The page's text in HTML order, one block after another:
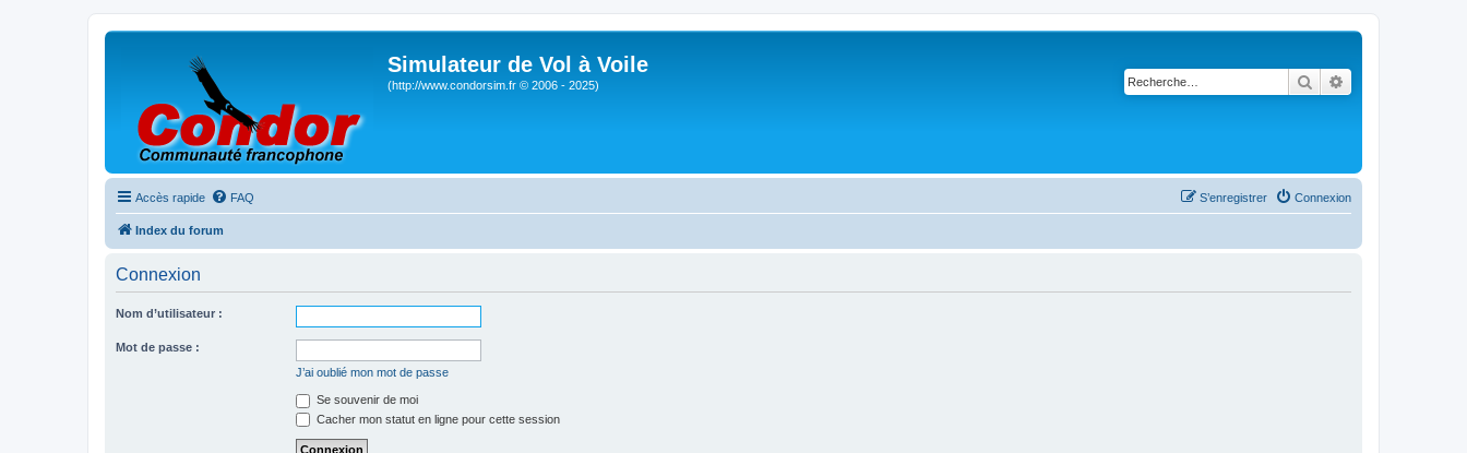
Simulateur de Vol à Voile
(http://www.condorsim.fr © 2006 - 2025) Rechercher
Accès rapide FAQ Connexion
S’enregistrer
Index du forum
Connexion
Nom d’utilisateur :
Mot de passe :
J’ai oublié mon mot de passe
Se souvenir de moi
Cacher mon statut en ligne pour cette session